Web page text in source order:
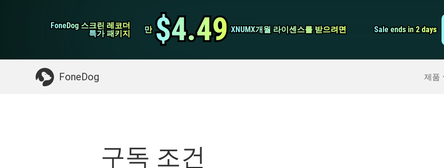
FoneDog 스크린 레코더
FoneDog 스크린 레코더
특가 패키지
특가 패키지 만
만 $4.49
$4.49 XNUMX개월 라이센스를 받으려면
XNUMX개월 라이센스를 받으려면 Sale ends in 2 days
Sale ends in 2 days
FoneDog 제품
iPhone 클리너 스크린 레코더
필요한 것 : Mac 정리
구독 조건